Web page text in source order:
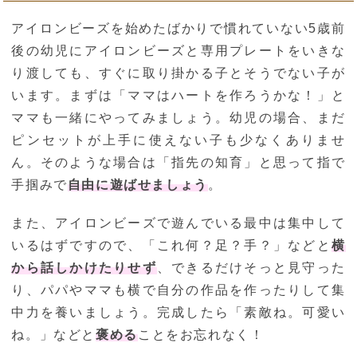
アイロンビーズを始めたばかりで慣れていない5歳前
後の幼児にアイロンビーズと専用プレートをいきな
り渡しても、すぐに取り掛かる子とそうでない子が
います。まずは「ママはハートを作ろうかな！」と
ママも一緒にやってみましょう。幼児の場合、まだ
ピンセットが上手に使えない子も少なくありませ
ん。そのような場合は「指先の知育」と思って指で
手掴みで自由に遊ばせましょう。
また、アイロンビーズで遊んでいる最中は集中して
いるはずですので、「これ何？足？手？」などと 横
から話しかけたりせず、できるだけそっと見守った
り、パパやママも横で自分の作品を作ったりして集
中力を養いましょう。完成したら「素敵ね。可愛い
ね。」などと褒めることをお忘れなく！